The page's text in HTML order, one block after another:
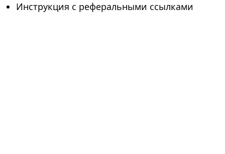
Инструкция с реферальными ссылками